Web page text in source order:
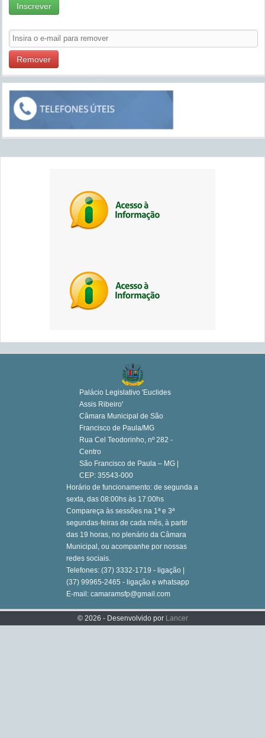
Inscrever
Remover
Palácio Legislativo 'Euclides
Assis Ribeiro'
Câmara Municipal de São
Francisco de Paula/MG
Rua Cel Teodorinho, nº 282 -
Centro
São Francisco de Paula – MG |
CEP: 35543-000
Horário de funcionamento: de segunda a
sexta, das 08:00hs às 17:00hs
Compareça às sessões na 1ª e 3ª
segundas-feiras de cada mês, à partir
das 19 horas, no plenário da Câmara
Municipal, ou acompanhe por nossas
redes sociais.
Telefones: (37) 3332-1719 - ligação |
(37) 99965-2465 - ligação e whatsapp
E-mail: camaramsfp@gmail.com
© 2026 - Desenvolvido por Lancer